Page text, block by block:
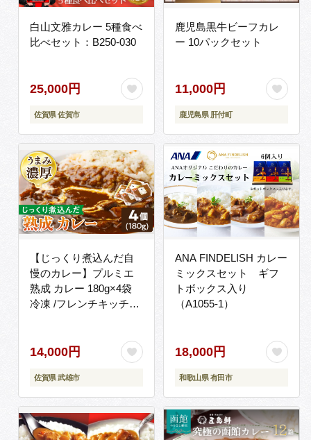
白山文雅カレー 5種食べ
比べセット：B250-030
25,000円
佐賀県 佐賀市
鹿児島黒牛ビーフカレ
ー 10パックセット
11,000円
鹿児島県 肝付町
【じっくり煮込んだ自
慢のカレー】プルミエ
熟成 カレー 180g×4袋
冷凍 /フレンチキッチン
14,000円
佐賀県 武雄市
ANA FINDELISH カレー
ミックスセット ギフ
トボックス入り
（A1055-1）
18,000円
和歌山県 有田市